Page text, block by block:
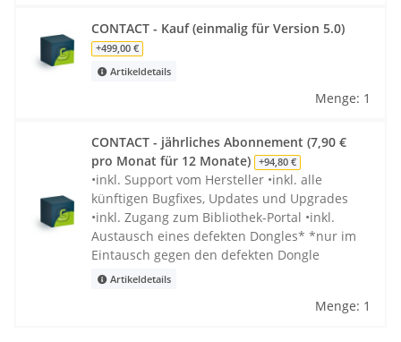
CONTACT - Kauf (einmalig für Version 5.0)
+499,00 €
Artikeldetails
Menge: 1
CONTACT - jährliches Abonnement (7,90 €
pro Monat für 12 Monate)
+94,80 €
•inkl. Support vom Hersteller •inkl. alle
künftigen Bugfixes, Updates und Upgrades
•inkl. Zugang zum Bibliothek-Portal •inkl.
Austausch eines defekten Dongles* *nur im
Eintausch gegen den defekten Dongle
Artikeldetails
Menge: 1